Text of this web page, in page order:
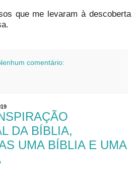
que me levaram à descoberta
comentário:
DA BÍBLIA,
UMA BÍBLIA E UMA